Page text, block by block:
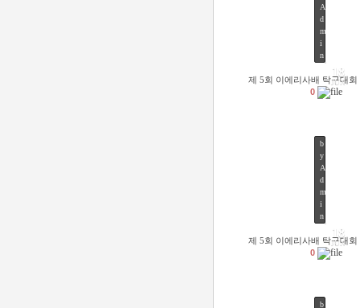
18
JUN
A
d
m
i
n
제 5회 이에리사배 탁구대회
0
18
JUN
b
y
A
d
m
i
n
제 5회 이에리사배 탁구대회
0
b